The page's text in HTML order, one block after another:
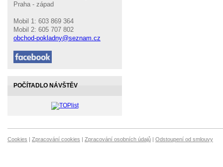
Praha - západ
Mobil 1: 603 869 364
Mobil 2: 605 707 802
obchod-pokladny@seznam.cz
POČÍTADLO NÁVŠTĚV
Cookies | Zpracování cookies | Zpracování osobních údajů | Odstoupení od smlouvy